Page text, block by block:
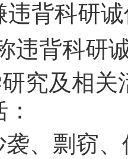
违背科研
违背科研
究及相关
袭、剽窃